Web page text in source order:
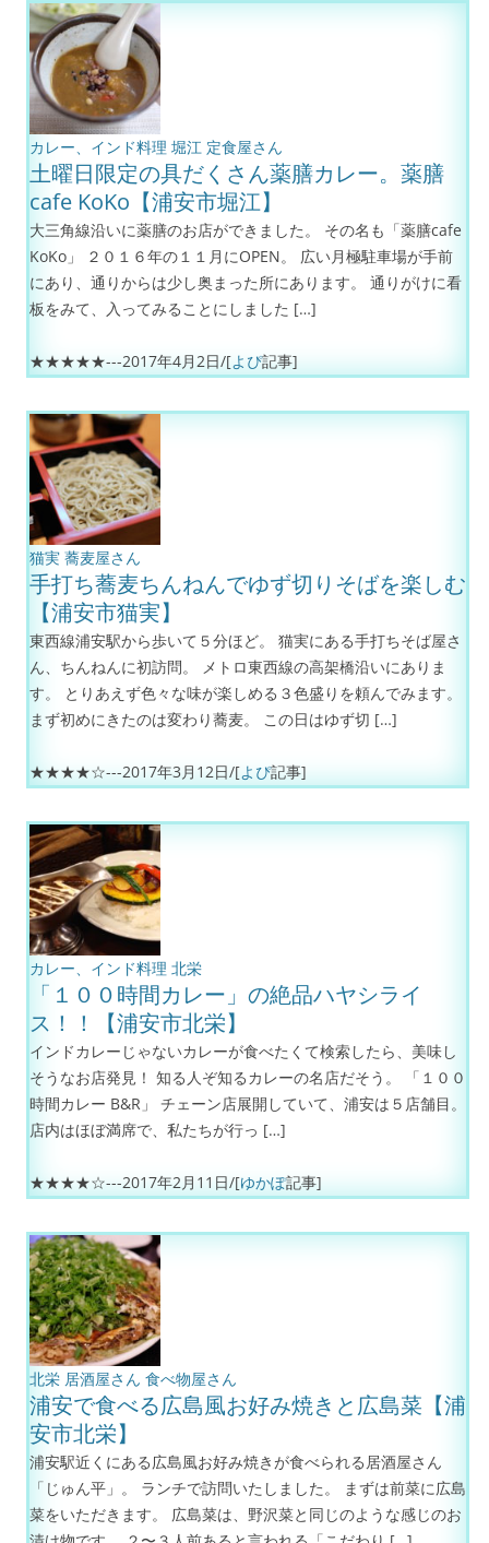
カレー、インド料理 堀江 定食屋さん
土曜日限定の具だくさん薬膳カレー。薬膳
cafe KoKo【浦安市堀江】
大三角線沿いに薬膳のお店ができました。 その名も「薬膳cafe
KoKo」 ２０１６年の１１月にOPEN。 広い月極駐車場が手前
にあり、通りからは少し奥まった所にあります。 通りがけに看
板をみて、入ってみることにしました […]
★★★★★---2017年4月2日/[よぴ記事]
猫実 蕎麦屋さん
手打ち蕎麦ちんねんでゆず切りそばを楽しむ
【浦安市猫実】
東西線浦安駅から歩いて５分ほど。 猫実にある手打ちそば屋さ
ん、ちんねんに初訪問。 メトロ東西線の高架橋沿いにありま
す。 とりあえず色々な味が楽しめる３色盛りを頼んでみます。
まず初めにきたのは変わり蕎麦。 この日はゆず切 […]
★★★★☆---2017年3月12日/[よぴ記事]
カレー、インド料理 北栄
「１００時間カレー」の絶品ハヤシライ
ス！！【浦安市北栄】
インドカレーじゃないカレーが食べたくて検索したら、美味し
そうなお店発見！ 知る人ぞ知るカレーの名店だそう。 「１００
時間カレー B&R」 チェーン店展開していて、浦安は５店舗目。
店内はほぼ満席で、私たちが行っ […]
★★★★☆---2017年2月11日/[ゆかぽ記事]
北栄 居酒屋さん 食べ物屋さん
浦安で食べる広島風お好み焼きと広島菜【浦
安市北栄】
浦安駅近くにある広島風お好み焼きが食べられる居酒屋さん
「じゅん平」。 ランチで訪問いたしました。 まずは前菜に広島
菜をいただきます。 広島菜は、野沢菜と同じのような感じのお